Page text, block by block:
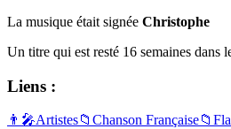
La musique était signée Christophe
Un titre qui est resté 16 semaines dans
Liens :
👨‍🎤Artistes📁 Chanson Française📁